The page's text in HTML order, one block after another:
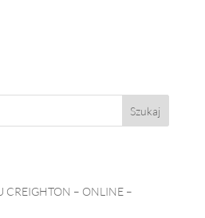
CREIGHTON – ONLINE –